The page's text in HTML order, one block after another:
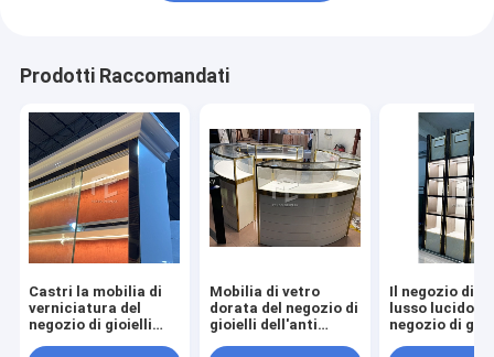
Prodotti Raccomandati
Castri la mobilia di
verniciatura del
negozio di gioielli
Mobilia di vetro
dorata del negozio di
gioielli dell'anti
Il negozio di
lusso lucido
negozio di